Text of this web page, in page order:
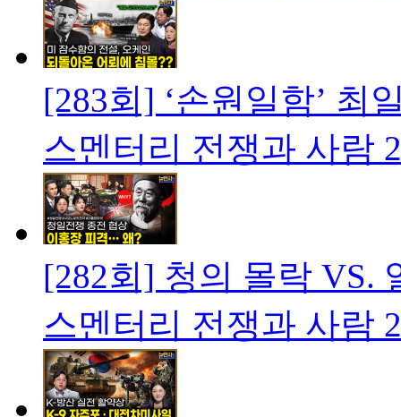
[283회] ‘손원일함’ 최
스멘터리 전쟁과 사람
[282회] 청의 몰락 VS.
스멘터리 전쟁과 사람